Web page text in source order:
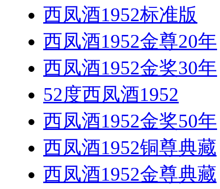
西凤酒1952标准版
西凤酒1952金尊20年
西凤酒1952金奖30年
52度西凤酒1952
西凤酒1952金奖50年
西凤酒1952铜尊典藏
西凤酒1952金尊典藏